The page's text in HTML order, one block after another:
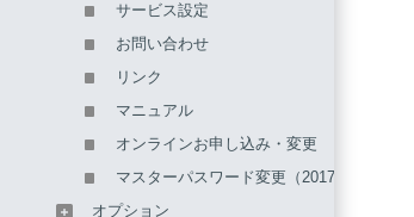
サービス設定
お問い合わせ
リンク
マニュアル
オンラインお申し込み・変更
マスターパスワード変更（2017年3月以前）
オプション